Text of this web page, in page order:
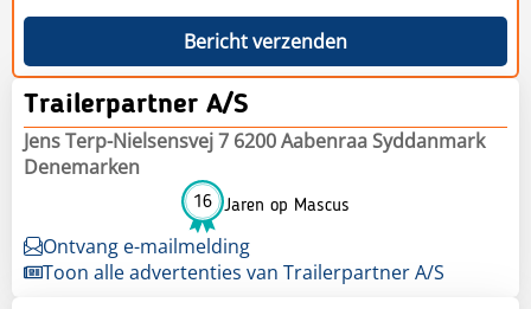
Bericht verzenden
Trailerpartner A/S
Jens Terp-Nielsensvej 7 6200 Aabenraa Syddanmark
Denemarken
16 Jaren op Mascus
Ontvang e-mailmelding
Toon alle advertenties van Trailerpartner A/S